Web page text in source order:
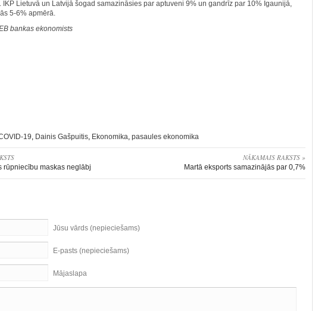
IKP Lietuvā un Latvijā šogad samazināsies par aptuveni 9% un gandrīz par 10% Igaunijā,
5-6% apmērā.
bankas ekonomists
19, Dainis Gašpuitis, Ekonomika, pasaules ekonomika
rūpniecību maskas neglābj
NĀKAMAIS RAKSTS »
Martā eksports samazinājās par 0,7%
Jūsu vārds (nepieciešams)
E-pasts (nepieciešams)
Mājaslapa